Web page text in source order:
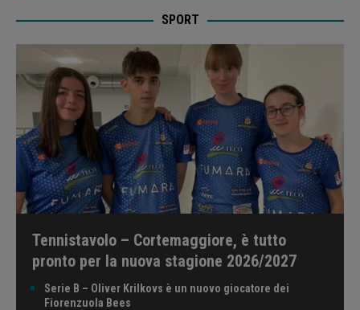
SPORT
Tennistavolo – Cortemaggiore, è tutto
pronto per la nuova stagione 2026/2027
Serie B – Oliver Krilkovs è un nuovo giocatore dei
Fiorenzuola Bees